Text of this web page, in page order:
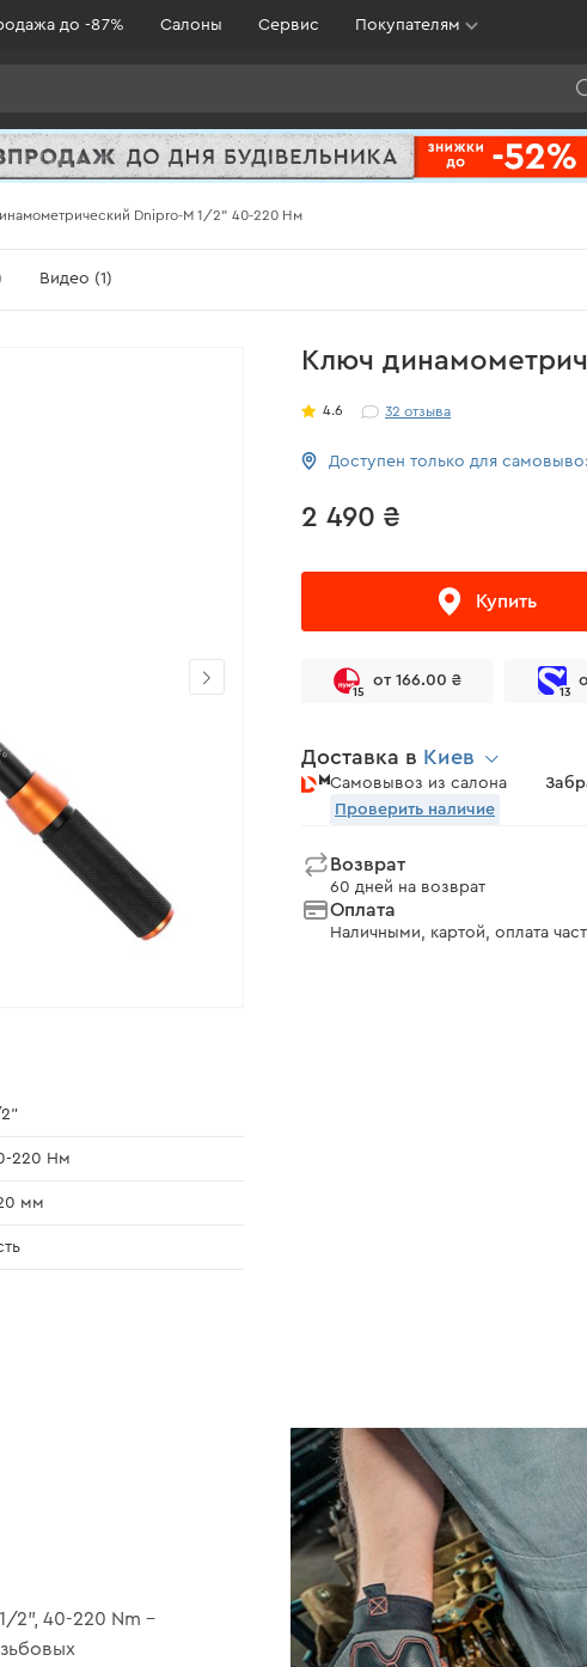
до -87% Салоны Сервис Покупателям
Dnipro-M 1/2" 40-220 Нм
Видео (1)
Ключ
4.6 32отзыва
Доступен только для
2 490 ₴
Купить
15
от 166.00 ₴
13
Доставка в Киев
Самовывоз из салона
Проверить наличие
Возврат
60 дней на возврат
Оплата
Наличными, картой, оплата
220 Нм
мм
2", 40-220 Nm –